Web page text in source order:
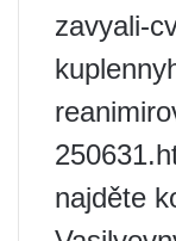
zavyali-
najděte